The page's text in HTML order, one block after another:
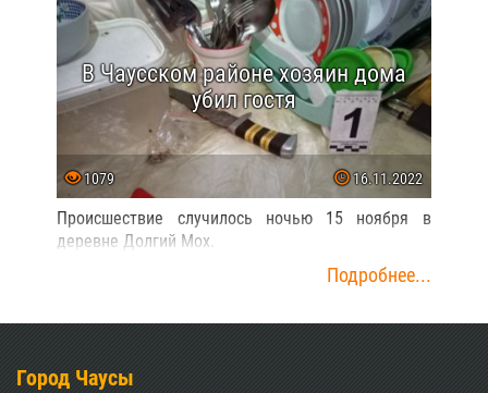
В Чаусском районе хозяин дома
убил гостя
1079 16.11.2022
Происшествие случилось ночью 15 ноября в
деревне Долгий Мох.
Подробнее...
Город Чаусы